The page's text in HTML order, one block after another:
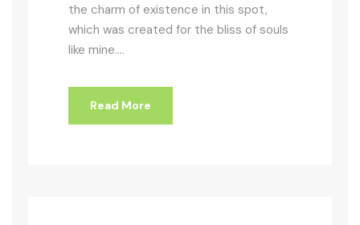
the charm of existence in this spot,
which was created for the bliss of souls
like mine....
Read More